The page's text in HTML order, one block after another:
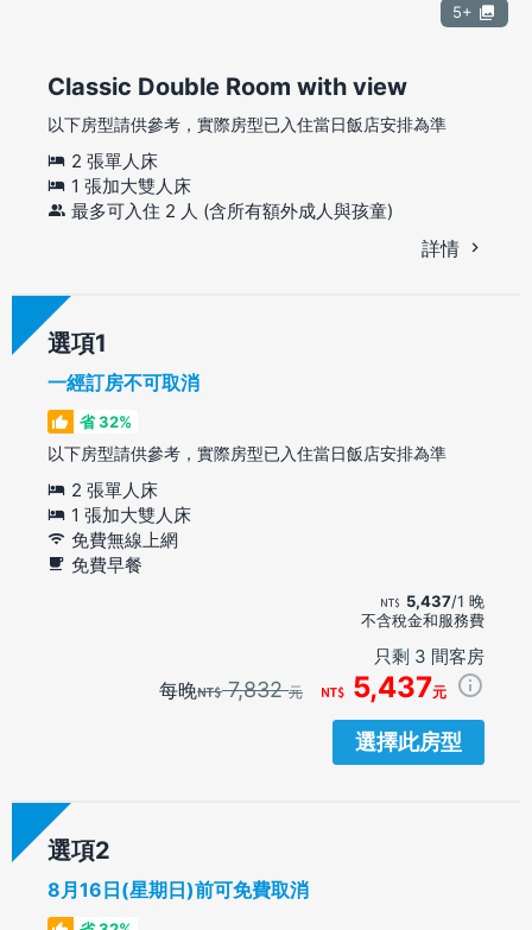
5+
Classic Double Room with view
以下房型請供參考，實際房型已入住當日飯店安排為準
2 張單人床
1 張加大雙人床
最多可入住 2 人 (含所有額外成人與孩童)
詳情
選項
一經訂房不可取消
省 32%
以下房型請供參考，實際房型已入住當日飯店安排為準
2 張單人床
1 張加大雙人床
免費無線上網
免費早餐
5,437/1 晚
不含稅金和服務費
只剩 3 間客房
每晚 7,832元 5,437元
選擇此房型
選項
8月16日(星期日)前可免費取消